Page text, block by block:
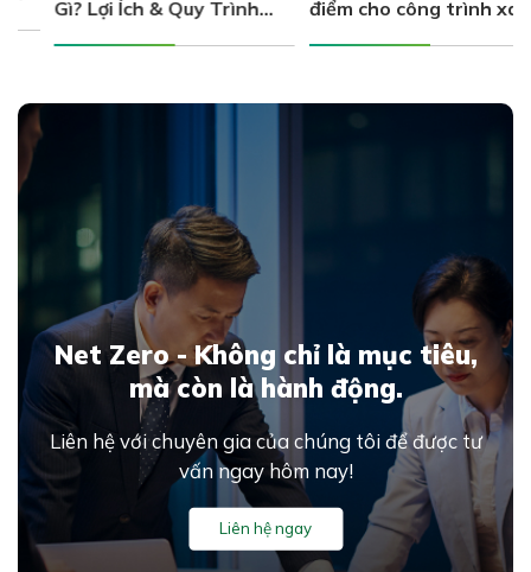
Gì? Lợi Ích & Quy Trình
Cấp Chứng Nhận Xanh
điểm cho công trình xanh
Net Zero - Không chỉ là mục tiêu,
mà còn là hành động.
Liên hệ với chuyên gia của chúng tôi để được tư
vấn ngay hôm nay!
Liên hệ ngay